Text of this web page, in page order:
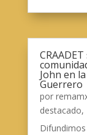
John en
Guerrero
por
destacado,